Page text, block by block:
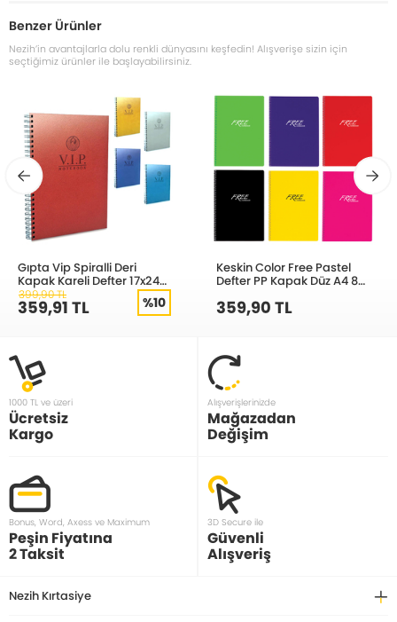
Benzer Ürünler
Nezih’in avantajlarla dolu renkli dünyasını keşfedin! Alışverişe sizin için
seçtiğimiz ürünler ile başlayabilirsiniz.
Gıpta Vip Spiralli Deri
Kapak Kareli Defter 17x24
Cm 140 Yaprak 1083
399,90 TL
359,91 TL %10
Keskin Color Free Pastel
Defter PP Kapak Düz A4 80
Yaprak 320420-99
359,90 TL
1000 TL ve üzeri
Ücretsiz
Kargo
Alışverişlerinizde
Mağazadan
Değişim
Bonus, Word, Axess ve Maximum
Peşin Fiyatına
2 Taksit
3D Secure ile
Güvenli
Alışveriş
Nezih Kırtasiye